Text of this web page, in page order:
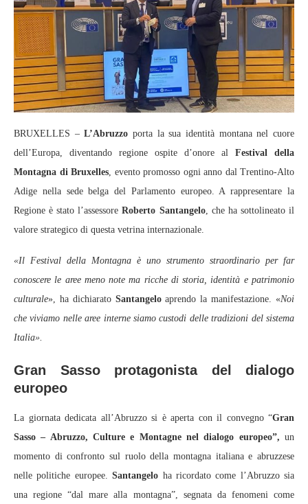
BRUXELLES –L’Abruzzo porta la sua identità montana nel cuore
dell’Europa, diventando regione ospite d’onore al Festival della
Montagna di Bruxelles, evento promosso ogni anno dal Trentino‑Alto
Adige nella sede belga del Parlamento europeo. A rappresentare la
Regione è stato l’assessoreRoberto Santangelo, che ha sottolineato il
valore strategico di questa vetrina internazionale.
«Il Festival della Montagna è uno strumento straordinario per far
conoscere le aree meno note ma ricche di storia, identità e patrimonio
culturale», ha dichiarato Santangeloaprendo la manifestazione. «Noi
che viviamo nelle aree interne siamo custodi delle tradizioni del sistema
Italia».
Gran Sasso protagonista del dialogo
europeo
La giornata dedicata all’Abruzzo si è aperta con il convegno “Gran
Sasso – Abruzzo, Culture e Montagne nel dialogo europeo”, un
momento di confronto sul ruolo della montagna italiana e abruzzese
nelle politiche europee.Santangelo ha ricordato come l’Abruzzo sia
una regione “dal mare alla montagna”, segnata da fenomeni come